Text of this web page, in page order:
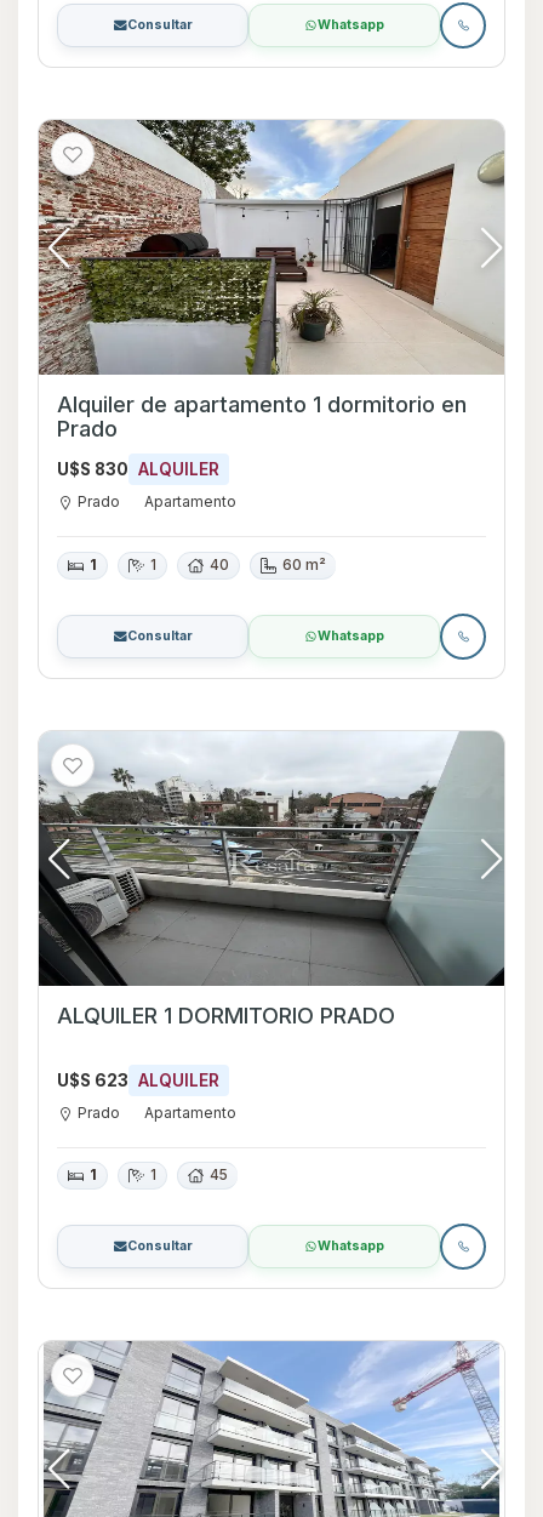
Consultar Whatsapp
Alquiler de apartamento 1 dormitorio en
Prado
U$S 830 ALQUILER
Prado Apartamento
1 1 40 60 m²
Consultar Whatsapp
ALQUILER 1 DORMITORIO PRADO
U$S 623 ALQUILER
Prado Apartamento
1 1 45
Consultar Whatsapp